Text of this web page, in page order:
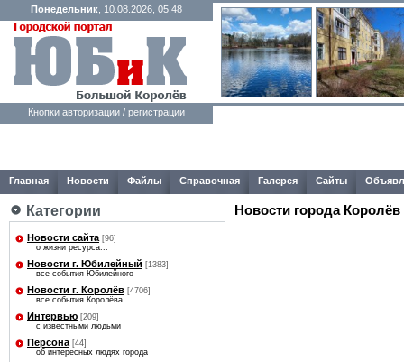
Понедельник , 10.08.2026, 05:48
Кнопки авторизации / регистрации
Главная Новости Файлы Справочная Галерея Сайты
Категории
Новости сайта [96]
о жизни ресурса...
Новости г. Юбилейный [1383]
все события Юбилейного
Новости г. Королёв [4706]
все события Королёва
Интервью [209]
с известными людьми
Персона [44]
об интересных людях города
Новости города Королёв